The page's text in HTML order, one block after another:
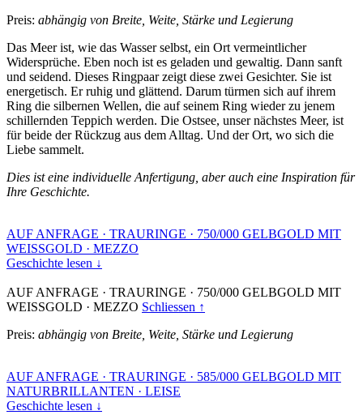
Preis: abhängig von Breite, Weite, Stärke und Legierung
Das Meer ist, wie das Wasser selbst, ein Ort vermeintlicher
Widersprüche. Eben noch ist es geladen und gewaltig. Dann sanft
und seidend. Dieses Ringpaar zeigt diese zwei Gesichter. Sie ist
energetisch. Er ruhig und glättend. Darum türmen sich auf ihrem
Ring die silbernen Wellen, die auf seinem Ring wieder zu jenem
schillernden Teppich werden. Die Ostsee, unser nächstes Meer, ist
für beide der Rückzug aus dem Alltag. Und der Ort, wo sich die
Liebe sammelt.
Dies ist eine individuelle Anfertigung, aber auch eine Inspiration für
Ihre Geschichte.
AUF ANFRAGE · TRAURINGE · 750/000 GELBGOLD MIT
WEISSGOLD · MEZZO
Geschichte lesen ↓
AUF ANFRAGE · TRAURINGE · 750/000 GELBGOLD MIT
WEISSGOLD · MEZZO Schliessen ↑
Preis: abhängig von Breite, Weite, Stärke und Legierung
AUF ANFRAGE · TRAURINGE · 585/000 GELBGOLD MIT
NATURBRILLANTEN · LEISE
Geschichte lesen ↓